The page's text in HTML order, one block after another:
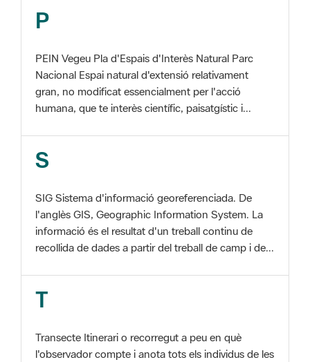
Nacional Espai natural d'extensió relativament
humana, que te interès científic, paisatgístic i...
S
l'anglès GIS, Geographic Information System. La
recollida de dades a partir del treball de camp i de...
T
auditivament. El transecte és una de les...